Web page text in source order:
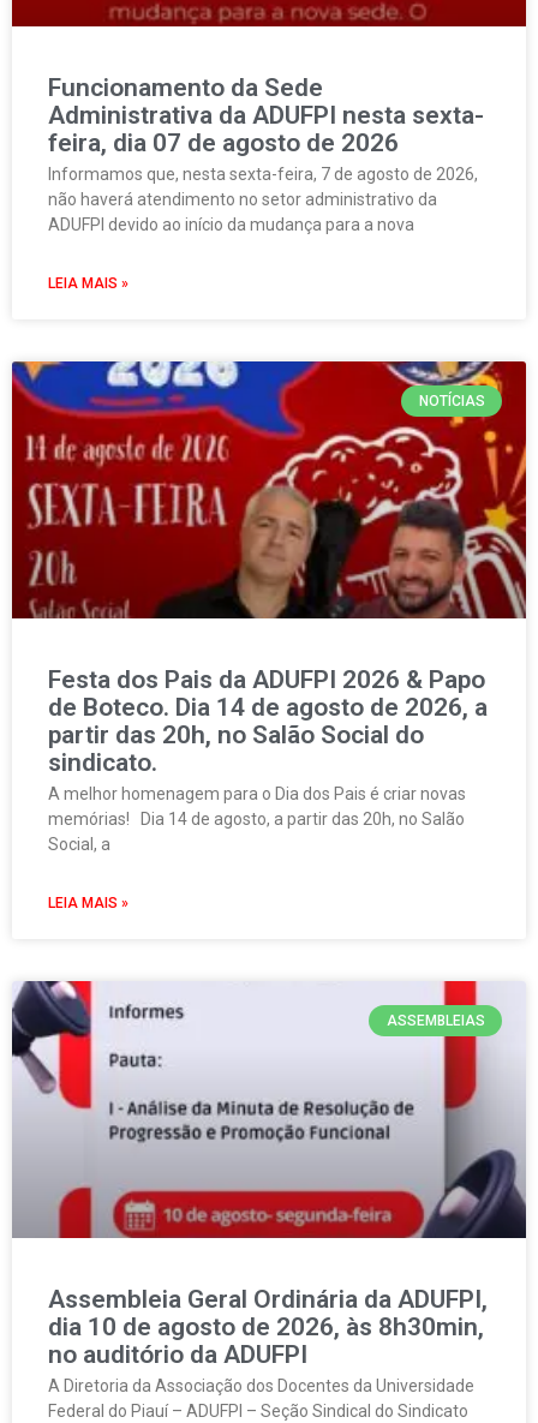
Funcionamento da Sede
Administrativa da ADUFPI nesta sexta-
feira, dia 07 de agosto de 2026
Informamos que, nesta sexta-feira, 7 de agosto de 2026,
não haverá atendimento no setor administrativo da
ADUFPI devido ao início da mudança para a nova
LEIA MAIS »
NOTÍCIAS
Festa dos Pais da ADUFPI 2026 & Papo
de Boteco. Dia 14 de agosto de 2026, a
partir das 20h, no Salão Social do
sindicato.
A melhor homenagem para o Dia dos Pais é criar novas
memórias! Dia 14 de agosto, a partir das 20h, no Salão
Social, a
LEIA MAIS »
ASSEMBLEIAS
Assembleia Geral Ordinária da ADUFPI,
dia 10 de agosto de 2026, às 8h30min,
no auditório da ADUFPI
A Diretoria da Associação dos Docentes da Universidade
Federal do Piauí – ADUFPI – Seção Sindical do Sindicato